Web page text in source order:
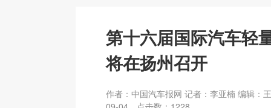
第十六届国际汽车轻
将在扬州召开
作者：中国汽车报网 记者：李亚楠 编辑：